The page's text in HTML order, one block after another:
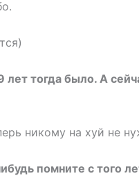
лет тогда было. А
никому на хуй не
помните с того